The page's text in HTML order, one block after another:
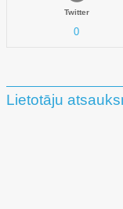
Twitter
0
Lietotāju